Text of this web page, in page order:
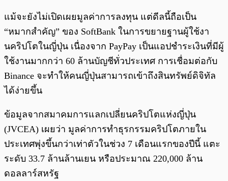
แม้จะยังไม่เปิดเผยมูลค่าการลงทุน แต่ดีลนี้ถือเป็น
“หมากสำคัญ” ของ SoftBank ในการขยายฐานผู้ใช้งา
นคริปโตในญี่ปุ่น เนื่องจาก PayPay เป็นแอปชำระเงินที่มีผู้
ใช้งานมากกว่า 60 ล้านบัญชีทั่วประเทศ การเชื่อมต่อกับ
Binance จะทำให้คนญี่ปุ่นสามารถเข้าถึงสินทรัพย์ดิจิทัล
ได้ง่ายขึ้น
ข้อมูลจากสมาคมการแลกเปลี่ยนคริปโตแห่งญี่ปุ่น
(JVCEA) เผยว่า มูลค่าการทำธุรกรรมคริปโตภายใน
ประเทศพุ่งขึ้นกว่าเท่าตัวในช่วง 7 เดือนแรกของปีนี้ แตะ
ระดับ 33.7 ล้านล้านเยน หรือประมาณ 220,000 ล้าน
ดอลลาร์สหรัฐ